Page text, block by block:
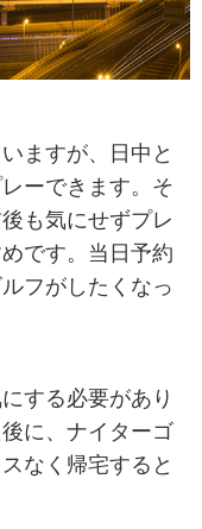
ますが、日中と
ーできます。そ
も気にせずプレ
です。当日予約
フがしたくなっ
する必要があり
に、ナイターゴ
なく帰宅すると